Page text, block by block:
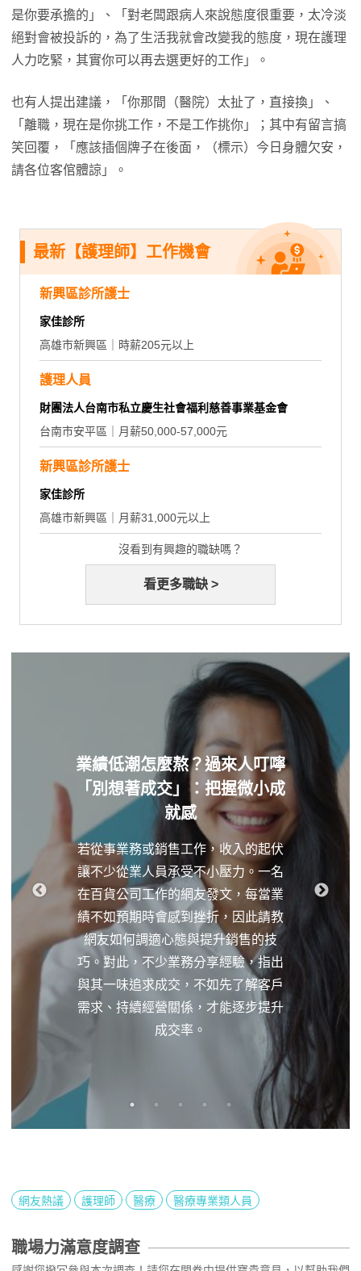
是你要承擔的」、「對老闆跟病人來說態度很重要，太冷淡
絕對會被投訴的，為了生活我就會改變我的態度，現在護理
人力吃緊，其實你可以再去選更好的工作」。
也有人提出建議，「你那間（醫院）太扯了，直接換」、
「離職，現在是你挑工作，不是工作挑你」；其中有留言搞
笑回覆，「應該插個牌子在後面，（標示）今日身體欠安，
請各位客倌體諒」。
最新【護理師】工作機會
新興區診所護士
家佳診所
高雄市新興區｜時薪205元以上
護理人員
財團法人台南市私立慶生社會福利慈善事業基金會
台南市安平區｜月薪50,000-57,000元
新興區診所護士
家佳診所
高雄市新興區｜月薪31,000元以上
沒看到有興趣的職缺嗎？
看更多職缺 >
業績低潮怎麼熬？過來人叮嚀
「別想著成交」：把握微小成
就感
若從事業務或銷售工作，收入的起伏
讓不少從業人員承受不小壓力。一名
在百貨公司工作的網友發文，每當業
績不如預期時會感到挫折，因此請教
網友如何調適心態與提升銷售的技
巧。對此，不少業務分享經驗，指出
與其一味追求成交，不如先了解客戶
需求、持續經營關係，才能逐步提升
成交率。
網友熱議 護理師 醫療 醫療專業類人員
職場力滿意度調查